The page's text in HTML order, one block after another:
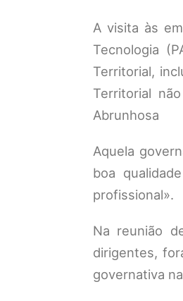
A visita às
Tecnologia
Territorial,
Territorial
Abrunhosa
Aquela
boa
profissional».
Na reunião
dirigentes,
governativa